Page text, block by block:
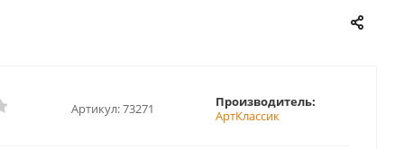
Артикул:73271
Производитель:
АртКлассик